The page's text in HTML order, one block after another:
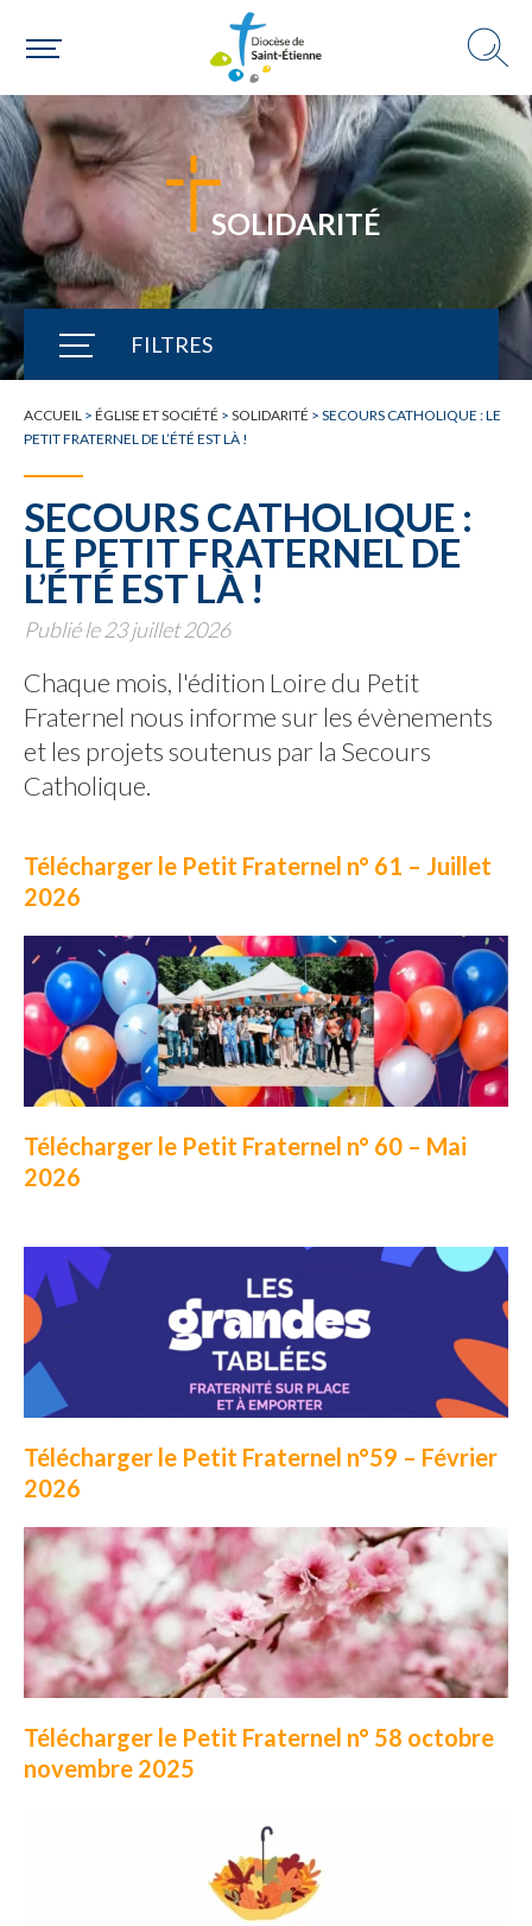
SOLIDARITÉ
FILTRES
TOUTE L'ACTUALITÉ
ACCUEIL > ÉGLISE ET SOCIÉTÉ > SOLIDARITÉ > SECOURS CATHOLIQUE : LE
PETIT FRATERNEL DE L’ÉTÉ EST LÀ !
SECOURS CATHOLIQUE :
LE PETIT FRATERNEL DE
L’ÉTÉ EST LÀ !
Publié le 23 juillet 2026
Chaque mois, l'édition Loire du Petit
Fraternel nous informe sur les évènements
et les projets soutenus par la Secours
Catholique.
Télécharger le Petit Fraternel n° 61 – Juillet
2026
Télécharger le Petit Fraternel n° 60 – Mai
2026
Télécharger le Petit Fraternel n°59 – Février
2026
Télécharger le Petit Fraternel n° 58 octobre
novembre 2025